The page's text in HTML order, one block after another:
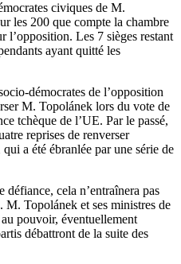
civiques de M.
les 200 que compte la chambre
l’opposition. Les 7 sièges restant
ayant quitté les
démocrates de l’opposition
M. Topolánek lors du vote de
tchèque de l’UE. Par le passé,
reprises de renverser
a été ébranlée par une série de
cela n’entraînera pas
M. Topolánek et ses ministres de
pouvoir, éventuellement
débattront de la suite des